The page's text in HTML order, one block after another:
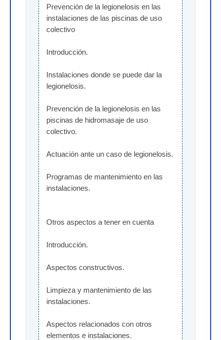
Prevención de la legionelosis en las
instalaciones de las piscinas de uso
colectivo
Introducción.
Instalaciones donde se puede dar la
legionelosis.
Prevención de la legionelosis en las
piscinas de hidromasaje de uso
colectivo.
Actuación ante un caso de legionelosis.
Programas de mantenimiento en las
instalaciones.
Otros aspectos a tener en cuenta
Introducción.
Aspectos constructivos.
Limpieza y mantenimiento de las
instalaciones.
Aspectos relacionados con otros
elementos e instalaciones.